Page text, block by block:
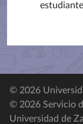
© 2026
© 2026 Servicio
Universidad de